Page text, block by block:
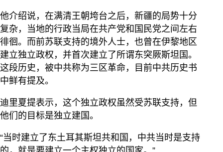
他介绍说，在满清王朝垮台之后，新疆的局势十分
复杂，当地的行政当局在共产党和国民党之间左右
徘徊。而前苏联支持的境外人士，也曾在伊黎地区
建立独立政权，并首次建立了所谓东突厥斯坦国。
这段历史，被中共称为三区革命，目前中共历史书
中鲜有提及。
迪里夏提表示，这个独立政权虽然受苏联支持，但
他们的目标是独立建国。
“当时建立了东土耳其斯坦共和国，中共当时是支持